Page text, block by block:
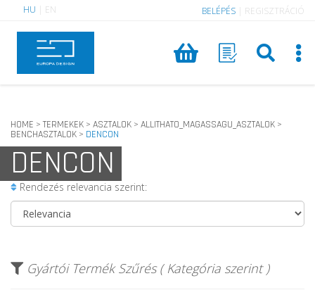
HU EN BELÉPÉS REGISZTRÁCIÓ
HOME > TERMEKEK > ASZTALOK > ALLITHATO_MAGASSAGU_ASZTALOK >
BENCHASZTALOK > DENCON
DENCON
Rendezés relevancia szerint:
Gyártói Termék Szűrés ( Kategória szerint )